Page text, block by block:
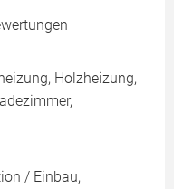
Holzheizung,
/ Einbau,